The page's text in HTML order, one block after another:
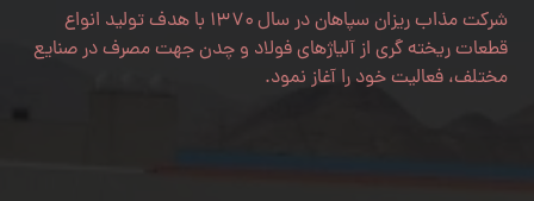
شرکت مذاب ریزان سپاهان در سال ۱۳۷۰ با هدف تولید انواع
قطعات ریخته گری از آلیاژهای فولاد و چدن جهت مصرف در صنایع
مختلف، فعالیت خود را آغاز نمود.